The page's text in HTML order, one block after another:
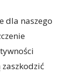
dla naszego
zaszkodzić